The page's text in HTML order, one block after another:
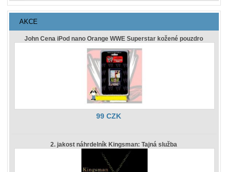
AKCE
John Cena iPod nano Orange WWE Superstar kožené pouzdro
99 CZK
2. jakost náhrdelník Kingsman: Tajná služba